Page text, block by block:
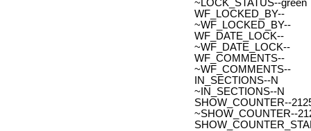
~LOCK_STATUS--green
WF_LOCKED_BY--
~WF_LOCKED_BY--
WF_DATE_LOCK--
~WF_DATE_LOCK--
WF_COMMENTS--
~WF_COMMENTS--
IN_SECTIONS--N
~IN_SECTIONS--N
SHOW_COUNTER--
~SHOW_COUNTER--